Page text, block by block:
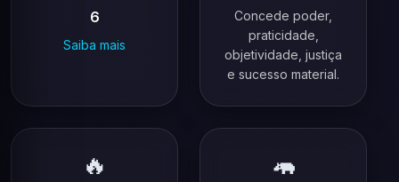
6
Saiba mais
Concede poder,
praticidade,
objetividade, justiça
e sucesso material.
🔥 🦛